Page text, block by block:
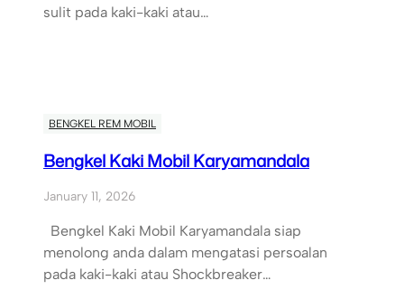
sulit pada kaki-kaki atau…
BENGKEL REM MOBIL
Bengkel Kaki Mobil Karyamandala
January 11, 2026
Bengkel Kaki Mobil Karyamandala siap
menolong anda dalam mengatasi persoalan
pada kaki-kaki atau Shockbreaker…